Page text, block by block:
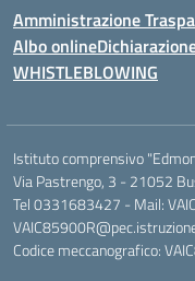
Amministrazione
Albo online
WHISTLEBLOWING
Istituto comprensivo
Via Pastrengo, 3 - 21052
Tel 0331683427 - Mail:
Codice meccanografico: